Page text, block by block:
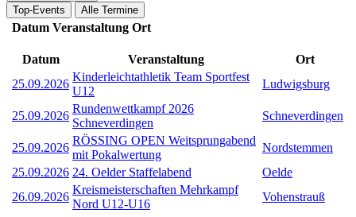
Top-Events
Alle Termine
Datum Veranstaltung Ort
Datum Veranstaltung
Ort
25.09.2026
Kinderleichtathletik Team Sportfest
U12
Ludwigsburg
25.09.2026
Rundenwettkampf 2026
Schneverdingen
Schneverdingen
25.09.2026
RÖSSING OPEN Weitsprungabend
mit Pokalwertung
Nordstemmen
25.09.2026 24. Oelder Staffelabend
Oelde
26.09.2026
Kreismeisterschaften Mehrkampf
Nord U12-U16
Vohenstrauß